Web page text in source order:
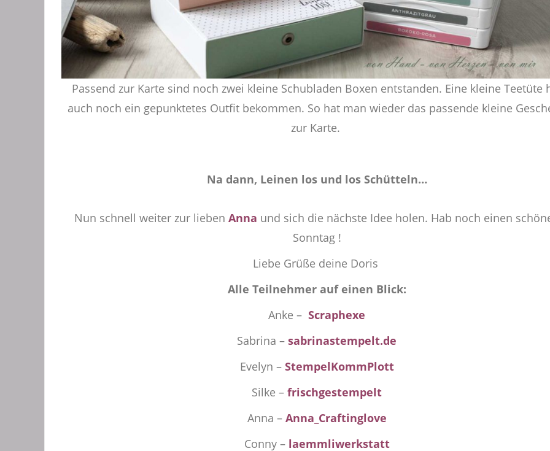
Passend zur Karte sind noch zwei kleine Schubladen Boxen entstanden. Eine kleine Teetüte
auch noch ein gepunktetes Outfit bekommen. So hat man wieder das passende kleine
zur Karte.
Na dann, Leinen los und los Schütteln…
Nun schnell weiter zur lieben Anna und sich die nächste Idee holen. Hab noch einen
Sonntag !
Liebe Grüße deine Doris
Alle Teilnehmer auf einen Blick:
Anke – Scraphexe
Sabrina – sabrinastempelt.de
Evelyn –StempelKommPlott
Silke – frischgestempelt
Anna – Anna_Craftinglove
Conny – laemmliwerkstatt